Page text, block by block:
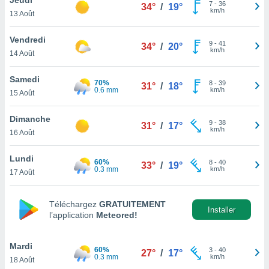
et
»,
au
vous
qu'ils
ou
le
ainsi
un
la
du
13 Août
34° / 19° 7- 36
km/h
Vendredi
14 Août
34° / 20° 9- 41
km/h
Samedi
15 Août
70%
0.6 mm
31° / 18° 8- 39
km/h
Dimanche
16 Août
31° / 17° 9- 38
km/h
Lundi
17 Août
60%
0.3 mm
33° / 19° 8- 40
km/h
Téléchargez GRATUITEMENT
l’application Meteored!
Installer
Mardi
18 Août
60%
0.3 mm
27° / 17° 3- 40
km/h